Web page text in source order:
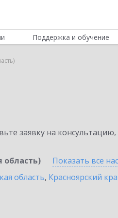
Поддержка и обучение
заявку на
область) Показать все
область, Красноярский